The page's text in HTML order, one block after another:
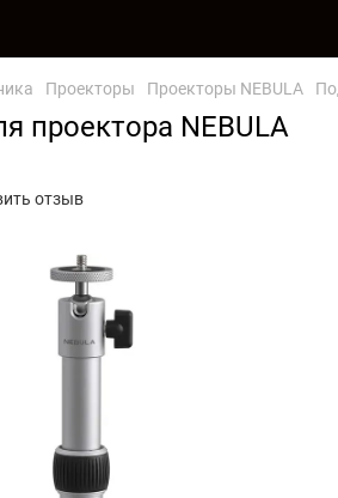
Проекторы Проекторы NEBULA
проектора NEBULA
отзыв